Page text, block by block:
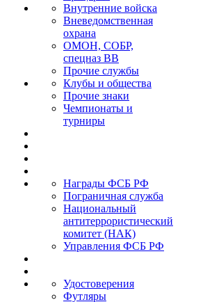
Внутренние войска
Вневедомственная
охрана
ОМОН, СОБР,
спецназ ВВ
Прочие службы
Клубы и общества
Прочие знаки
Чемпионаты и
турниры
Награды ФСБ РФ
Пограничная служба
Национальный
антитеррористический
комитет (НАК)
Управления ФСБ РФ
Удостоверения
Футляры